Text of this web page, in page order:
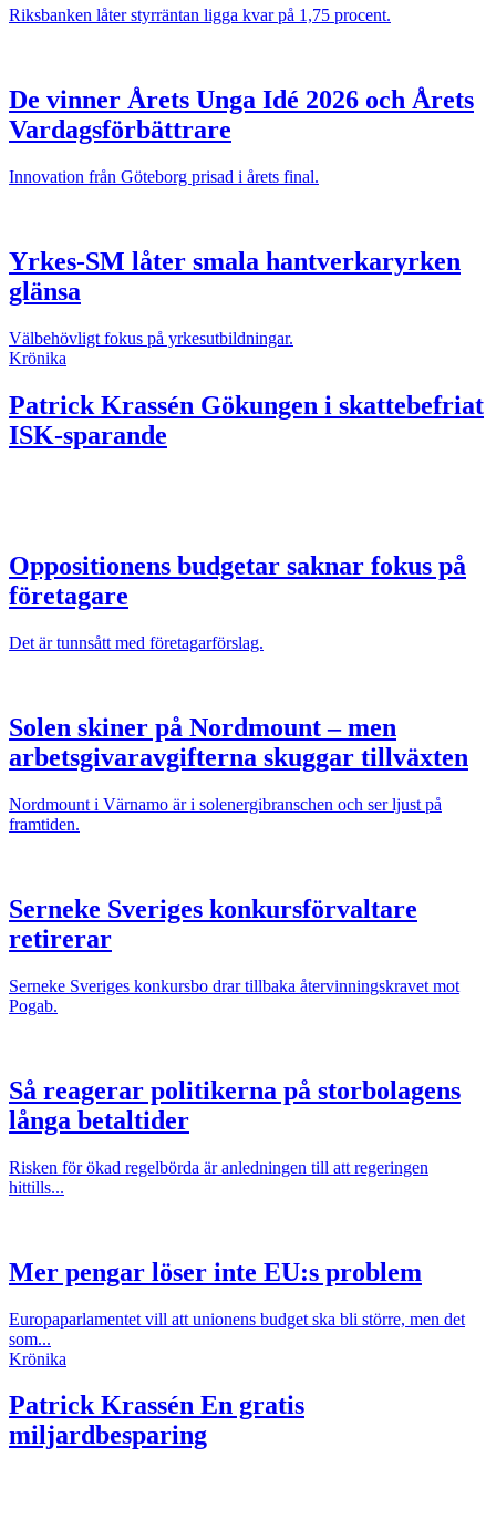
Riksbanken låter styrräntan ligga kvar på 1,75 procent.
De vinner Årets Unga Idé 2026 och Årets
Vardagsförbättrare
Innovation från Göteborg prisad i årets final.
Yrkes-SM låter smala hantverkaryrken
glänsa
Välbehövligt fokus på yrkesutbildningar.
Krönika
Patrick Krassén Gökungen i skattebefriat
ISK-sparande
Oppositionens budgetar saknar fokus på
företagare
Det är tunnsått med företagarförslag.
Solen skiner på Nordmount – men
arbetsgivaravgifterna skuggar tillväxten
Nordmount i Värnamo är i solenergibranschen och ser ljust på
framtiden.
Serneke Sveriges konkursförvaltare
retirerar
Serneke Sveriges konkursbo drar tillbaka återvinningskravet mot
Pogab.
Så reagerar politikerna på storbolagens
långa betaltider
Risken för ökad regelbörda är anledningen till att regeringen
hittills...
Mer pengar löser inte EU:s problem
Europaparlamentet vill att unionens budget ska bli större, men det
som...
Krönika
Patrick Krassén En gratis
miljardbesparing